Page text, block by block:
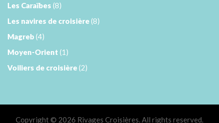
Les Caraïbes (8)
Les navires de croisière(8)
Magreb(4)
Moyen-Orient (1)
Voiliers de croisière(2)
Copyright © 2026 Rivages Croisières. All rights reserved.